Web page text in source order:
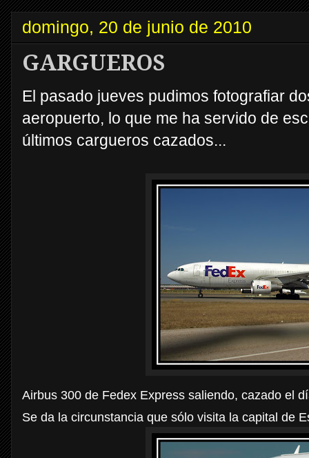
domingo, 20 de junio de 2010
GARGUEROS
El pasado jueves pudimos fotografiar
aeropuerto, lo que me ha servido de
últimos cargueros cazados...
Airbus 300 de Fedex Express saliendo, cazado el
Se da la circunstancia que sólo visita la capital de